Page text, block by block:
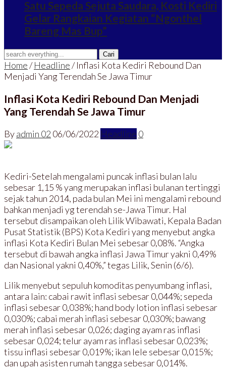
Satu Sepeda Sejuta Saudara, Kosti Kediri
Gelar Rangkaian Kegiatan “Ngonthel
Bareng Mas Bup”
Home/Headline/Inflasi Kota Kediri Rebound Dan
Menjadi Yang Terendah Se Jawa Timur
Inflasi Kota Kediri Rebound Dan Menjadi
Yang Terendah Se Jawa Timur
Byadmin 02 06/06/2022 Headline 0
Kediri-Setelah mengalami puncak inflasi bulan lalu
sebesar 1,15 % yang merupakan inflasi bulanan tertinggi
sejak tahun 2014, pada bulan Mei ini mengalami rebound
bahkan menjadi yg terendah se-Jawa Timur. Hal
tersebut disampaikan oleh Lilik Wibawati, Kepala Badan
Pusat Statistik (BPS) Kota Kediri yang menyebut angka
inflasi Kota Kediri Bulan Mei sebesar 0,08%. “Angka
tersebut di bawah angka inflasi Jawa Timur yakni 0,49%
dan Nasional yakni 0,40%,” tegas Lilik, Senin (6/6).
Lilik menyebut sepuluh komoditas penyumbang inflasi,
antara lain: cabai rawit inflasi sebesar 0,044%; sepeda
inflasi sebesar 0,038%; hand body lotion inflasi sebesar
0,030%; cabai merah inflasi sebesar 0,030%; bawang
merah inflasi sebesar 0,026; daging ayam ras inflasi
sebesar 0,024; telur ayam ras inflasi sebesar 0,023%;
tissu inflasi sebesar 0,019%; ikan lele sebesar 0,015%;
dan upah asisten rumah tangga sebesar 0,014%.